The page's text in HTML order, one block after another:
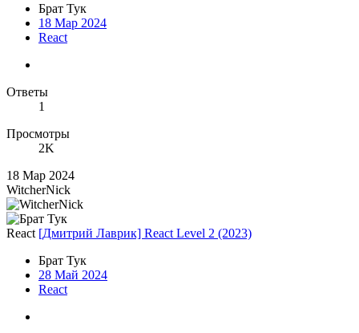
Брат Тук
18 Мар 2024
React
Ответы
1
Просмотры
2K
18 Мар 2024
WitcherNick
React [Дмитрий Лаврик] React Level 2 (2023)
Брат Тук
28 Май 2024
React